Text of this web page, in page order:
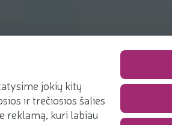
jokių kitų
ir trečiosios šalies
reklamą, kuri labiauPackaging fee